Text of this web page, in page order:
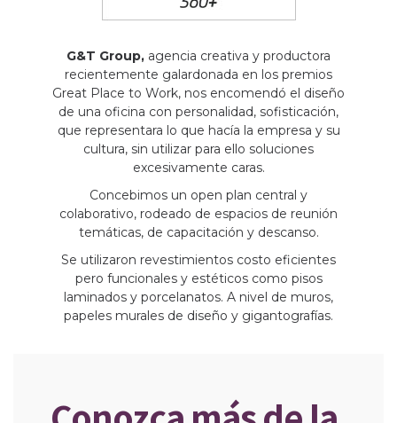
G&T Group, agencia creativa y productora
recientemente galardonada en los premios
Great Place to Work, nos encomendó el diseño
de una oficina con personalidad, sofisticación,
que representara lo que hacía la empresa y su
cultura, sin utilizar para ello soluciones
excesivamente caras.
Concebimos un open plan central y
colaborativo, rodeado de espacios de reunión
temáticas, de capacitación y descanso.
Se utilizaron revestimientos costo eficientes
pero funcionales y estéticos como pisos
laminados y porcelanatos. A nivel de muros,
papeles murales de diseño y gigantografías.